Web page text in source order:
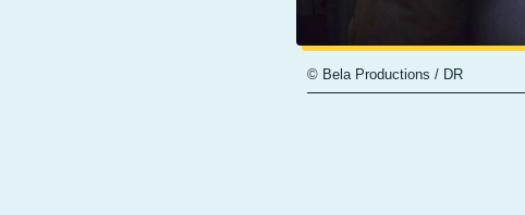
© Bela Productions / DR